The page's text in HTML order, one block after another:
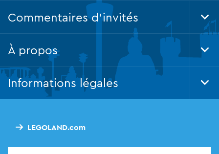
LEGOLAND.com
Commentaires d'invités
À propos
Informations légales